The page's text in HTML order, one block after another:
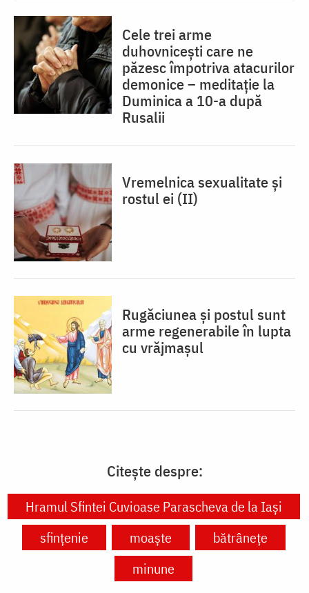
Cele trei arme
duhovnicești care ne
păzesc împotriva atacurilor
demonice – meditație la
Duminica a 10-a după
Rusalii
Vremelnica sexualitate și
rostul ei (II)
Rugăciunea și postul sunt
arme regenerabile în lupta
cu vrăjmașul
Citește despre:
Hramul Sfintei Cuvioase Parascheva de la Iași
sfințenie
moaște
bătrânețe
minune